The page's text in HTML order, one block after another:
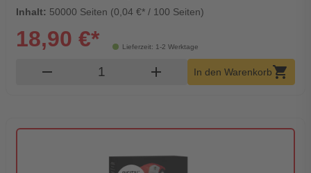
Inhalt: 50000 Seiten (0,04 €* / 100 Seiten)
Lieferzeit: 1-2 Werktage
18,90 €*
remove Produkt Warenkorb Menge
add In den Warenkorbshopping_cart